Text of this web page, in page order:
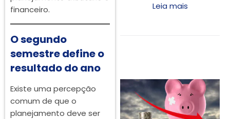
financeiro.
O segundo
semestre define o
resultado do ano
Existe uma percepção
comum de que o
planejamento deve ser
Leia mais